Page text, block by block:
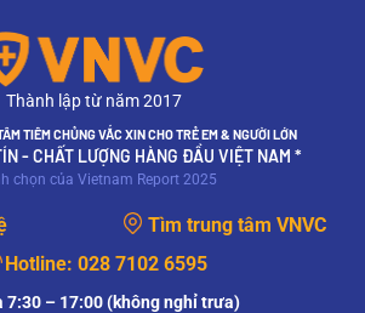
Thành lập từ năm 2017
TIÊM CHỦNG VẮC XIN CHO TRẺ EM & NGƯỜI LỚN
- CHẤT LƯỢNG HÀNG ĐẦU VIỆT NAM *
chọn của Vietnam Report 2025
Tìm trung tâm VNVC
Hotline: 028 7102 6595
7:30 – 17:00 (không nghỉ trưa)